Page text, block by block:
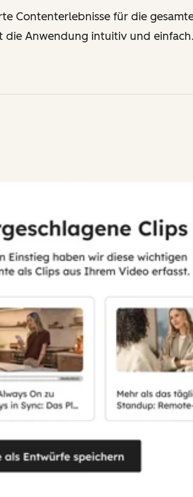
Contenterlebnisse für die
die Anwendung intuitiv und einfach.